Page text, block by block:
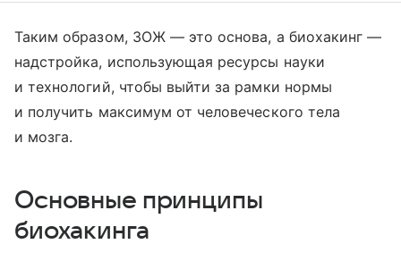
Таким образом, ЗОЖ — это основа, а биохакинг —
надстройка, использующая ресурсы науки
и технологий, чтобы выйти за рамки нормы
и получить максимум от человеческого тела
и мозга.
Основные принципы
биохакинга